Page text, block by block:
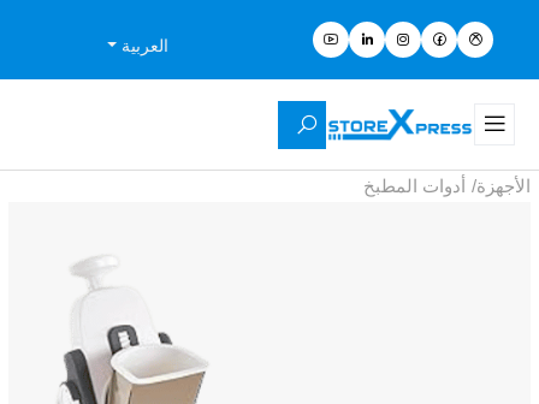
العربية
الأجهزة/ أدوات المطبخ